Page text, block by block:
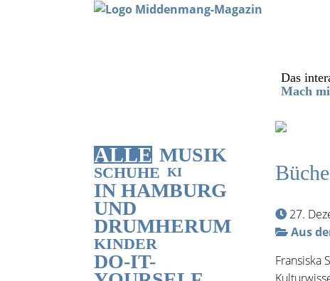
Das
Mach
ALLE MUSIK
SCHUHE KI
IN HAMBURG
UND
DRUMHERUM
KINDER
DO-IT-
27.
Aus
Fransiska